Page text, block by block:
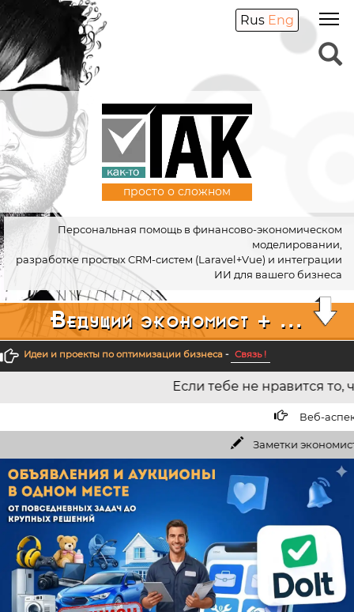
просто о сложном
Ведущий экономист + ...
Персональная помощь в финансово-экономическом
моделировании,
разработке простых CRM-систем (Laravel+Vue) и интеграции
ИИ для вашего бизнеса
Rus Eng
Идеи и проекты по оптимизации бизнеса - Связь !
Если тебе не нравится то, что ты получаешь,
Веб-аспекты: Как
Заметки экономиста: Можно ли